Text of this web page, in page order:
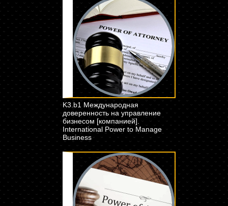
K3.b1 Международная
доверенность на управление
бизнесом [компанией].
International Power to Manage
Business